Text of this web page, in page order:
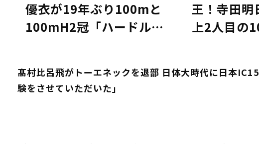
優衣が19年ぶり100mと
100mH2冠「ハードルの
王！寺田明
上2人目の
髙村比呂飛がトーエネックを退部 日体大時代に日本
験をさせていただいた」